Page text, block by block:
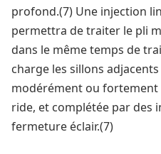
profond.(7) Une injection
permettra de traiter le pli
dans le même temps de
charge les sillons
modérément ou fortement
ride, et complétée par des
fermeture éclair.(7)